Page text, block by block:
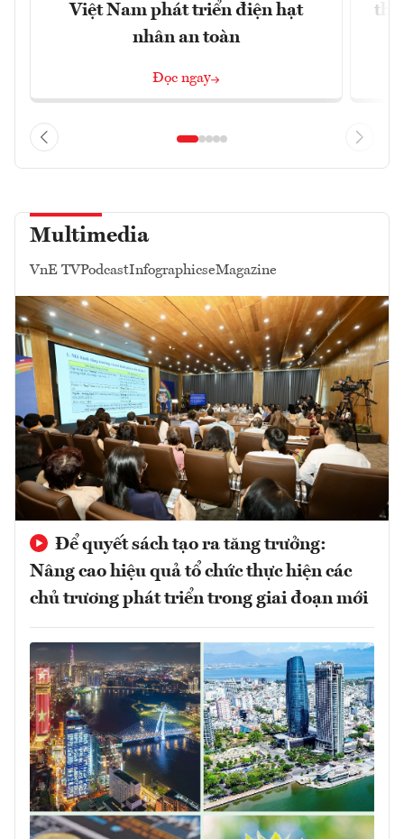
Việt Nam phát triển điện hạt
nhân an toàn
Đọc ngay
Multimedia
VnE TVPodcastInfographicseMagazine
Để quyết sách tạo ra tăng trưởng:
Nâng cao hiệu quả tổ chức thực hiện các
chủ trương phát triển trong giai đoạn mới